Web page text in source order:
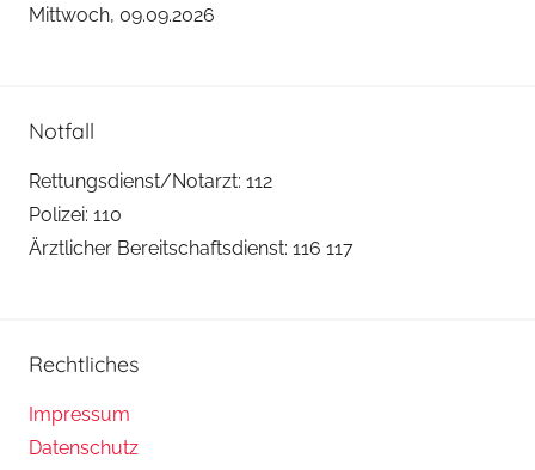
Mittwoch, 09.09.2026
Notfall
Rettungsdienst/Notarzt: 112
Polizei: 110
Ärztlicher Bereitschaftsdienst: 116 117
Rechtliches
Impressum
Datenschutz